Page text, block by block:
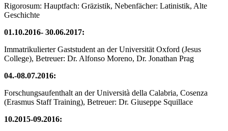
Rigorosum: Hauptfach: Gräzistik, Nebenfächer: Latinistik, Alte
Geschichte
01.10.2016- 30.06.2017:
Immatrikulierter Gaststudent an der Universität Oxford (Jesus
College), Betreuer: Dr. Alfonso Moreno, Dr. Jonathan Prag
04.-08.07.2016:
Forschungsaufenthalt an der Università della Calabria, Cosenza
(Erasmus Staff Training), Betreuer: Dr. Giuseppe Squillace
10.2015-09.2016: